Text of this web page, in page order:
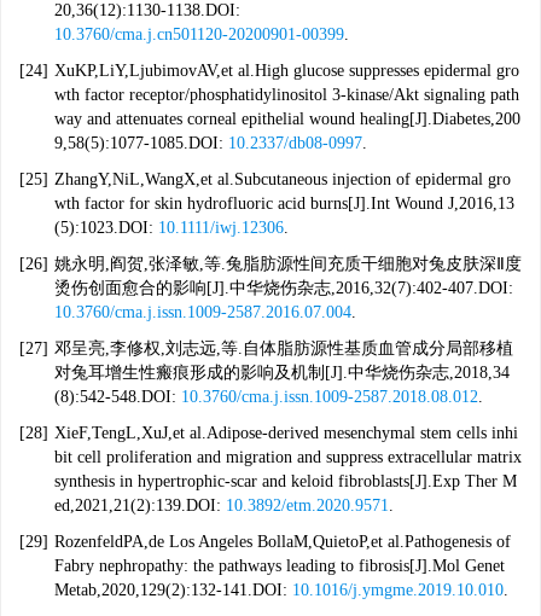
20,36(12):1130-1138.DOI:
10.3760/cma.j.cn501120-20200901-00399.
[24] XuKP,LiY,LjubimovAV,et al.High glucose suppresses epidermal gro
wth factor receptor/phosphatidylinositol 3-kinase/Akt signaling path
way and attenuates corneal epithelial wound healing[J].Diabetes,200
9,58(5):1077-1085.DOI: 10.2337/db08-0997.
[25] ZhangY,NiL,WangX,et al.Subcutaneous injection of epidermal gro
wth factor for skin hydrofluoric acid burns[J].Int Wound J,2016,13
(5):1023.DOI: 10.1111/iwj.12306.
[26] 姚永明,阎贺,张泽敏,等.兔脂肪源性间充质干细胞对兔皮肤深Ⅱ度
烫伤创面愈合的影响[J].中华烧伤杂志,2016,32(7):402-407.DOI:
10.3760/cma.j.issn.1009-2587.2016.07.004.
[27] 邓呈亮,李修权,刘志远,等.自体脂肪源性基质血管成分局部移植
对兔耳增生性瘢痕形成的影响及机制[J].中华烧伤杂志,2018,34
(8):542-548.DOI: 10.3760/cma.j.issn.1009-2587.2018.08.012.
[28] XieF,TengL,XuJ,et al.Adipose-derived mesenchymal stem cells inhi
bit cell proliferation and migration and suppress extracellular matrix
synthesis in hypertrophic-scar and keloid fibroblasts[J].Exp Ther M
ed,2021,21(2):139.DOI: 10.3892/etm.2020.9571.
[29] RozenfeldPA,de Los Angeles BollaM,QuietoP,et al.Pathogenesis of
Fabry nephropathy: the pathways leading to fibrosis[J].Mol Genet
Metab,2020,129(2):132-141.DOI: 10.1016/j.ymgme.2019.10.010.